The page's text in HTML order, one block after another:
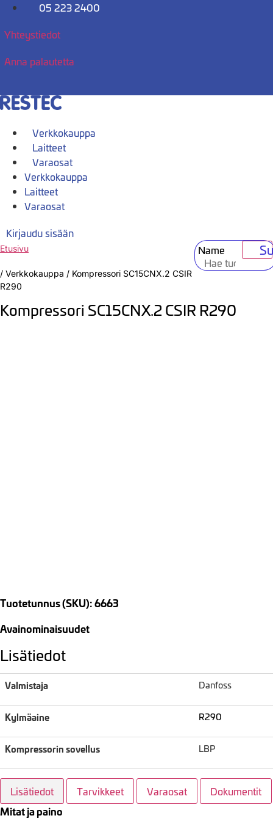
Mene
05 223 2400
Yhteystiedot
Anna palautetta
Verkkokauppa
Laitteet
Varaosat
Verkkokauppa
Laitteet
Varaosat
Kirjaudu sisään
Name
Etusivu
/ Verkkokauppa / Kompressori SC15CNX.2 CSIR
R290
Kompressori SC15CNX.2 CSIR R290
Tuotetunnus (SKU): 6663
Avainominaisuudet
Lisätiedot
Valmistaja Danfoss
Kylmäaine R290
Kompressorin sovellus LBP
Lisätiedot Tarvikkeet Varaosat Dokumentit
Mitat ja paino